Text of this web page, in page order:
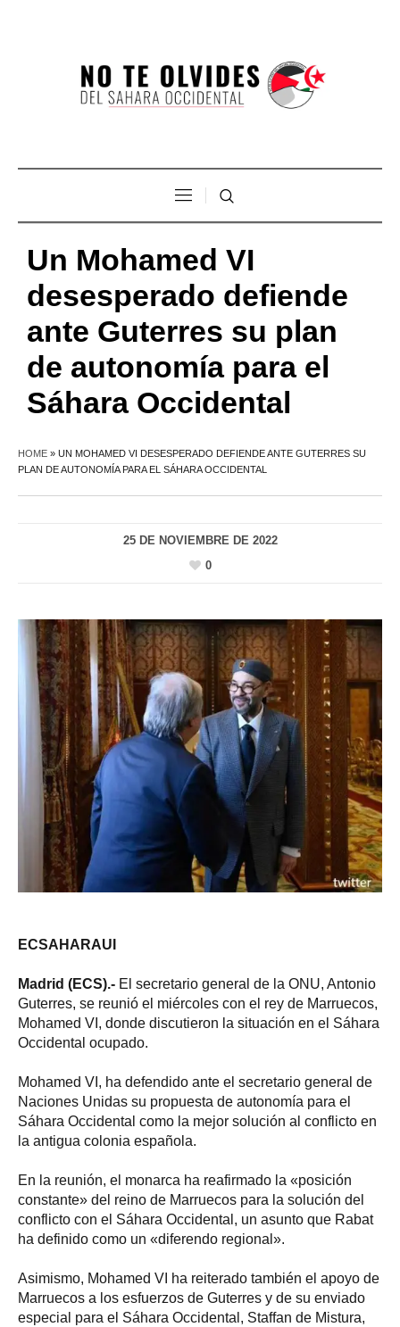
Un Mohamed VI
desesperado defiende
ante Guterres su plan
de autonomía para el
Sáhara Occidental
HOME » UN MOHAMED VI DESESPERADO DEFIENDE ANTE GUTERRES SU
PLAN DE AUTONOMÍA PARA EL SÁHARA OCCIDENTAL
25 DE NOVIEMBRE DE 2022
0
ECSAHARAUI
Madrid (ECS).- El secretario general de la ONU, Antonio
Guterres, se reunió el miércoles con el rey de Marruecos,
Mohamed VI, donde discutieron la situación en el Sáhara
Occidental ocupado.
Mohamed VI, ha defendido ante el secretario general de
Naciones Unidas su propuesta de autonomía para el
Sáhara Occidental como la mejor solución al conflicto en
la antigua colonia española.
En la reunión, el monarca ha reafirmado la «posición
constante» del reino de Marruecos para la solución del
conflicto con el Sáhara Occidental, un asunto que Rabat
ha definido como un «diferendo regional».
Asimismo, Mohamed VI ha reiterado también el apoyo de
Marruecos a los esfuerzos de Guterres y de su enviado
especial para el Sáhara Occidental, Staffan de Mistura,